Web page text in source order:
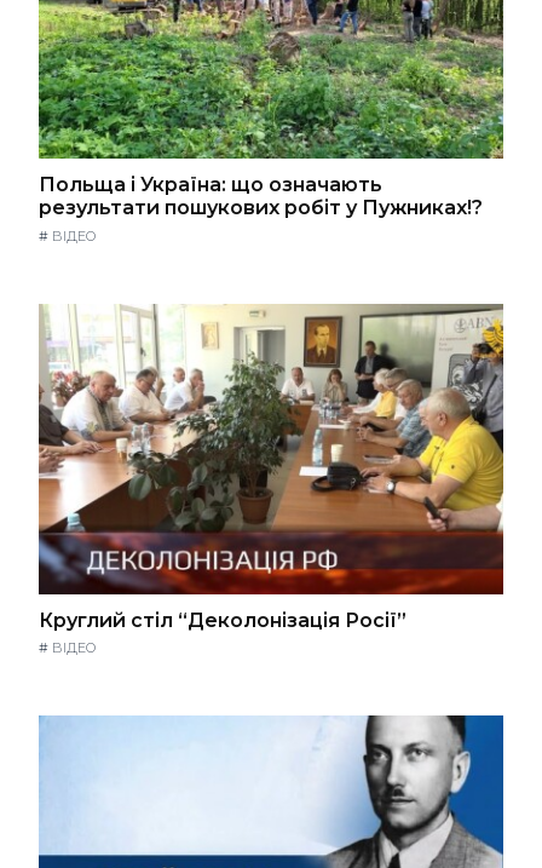
Польща і Україна: що означають
результати пошукових робіт у Пужниках!?
# ВІДЕО
Круглий стіл “Деколонізація Росії”
# ВІДЕО